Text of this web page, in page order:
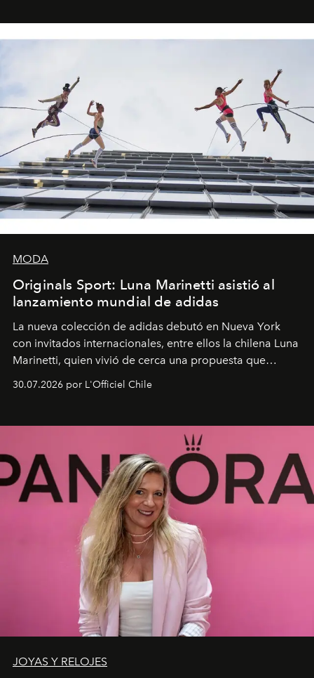
MODA
Originals Sport: Luna Marinetti asistió al
lanzamiento mundial de adidas
La nueva colección de adidas debutó en Nueva York
con invitados internacionales, entre ellos la chilena Luna
Marinetti, quien vivió de cerca una propuesta que
fusiona moda y rendimiento.
30.07.2026 por L'Officiel Chile
JOYAS Y RELOJES